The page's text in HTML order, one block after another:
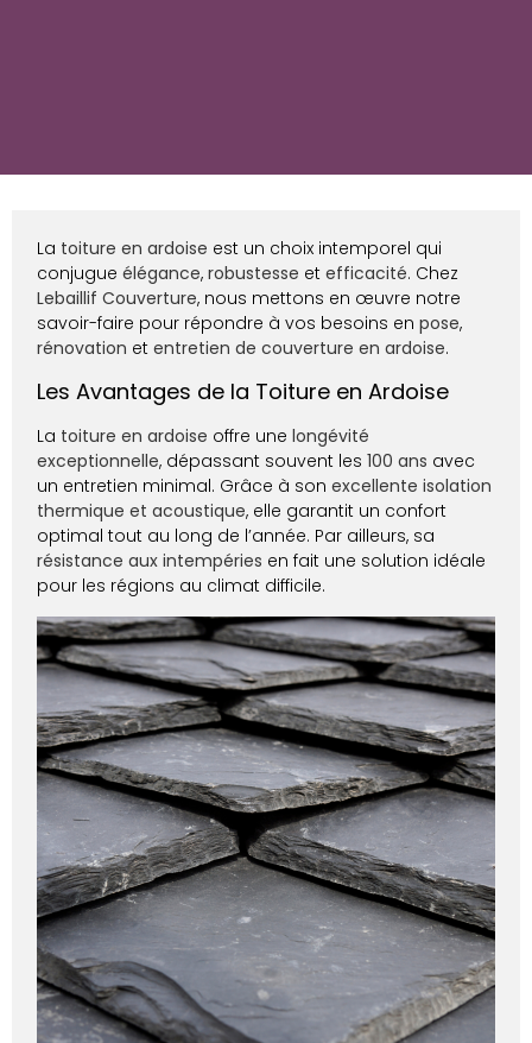
La toiture en ardoise est un choix intemporel qui
conjugueélégance,robustesse etefficacité. Chez
Lebaillif Couverture, nous mettons en œuvre notre
savoir-faire pour répondre à vos besoins enpose,
rénovation etentretien de couverture en ardoise.
Les Avantages de la Toiture en Ardoise
La toiture en ardoise offre unelongévité
exceptionnelle, dépassant souvent les100 ans avec
un entretien minimal. Grâce à sonexcellente isolation
thermique et acoustique, elle garantit un confort
optimal tout au long de l’année. Par ailleurs, sa
résistance aux intempéries en fait une solution idéale
pour les régions au climat difficile.